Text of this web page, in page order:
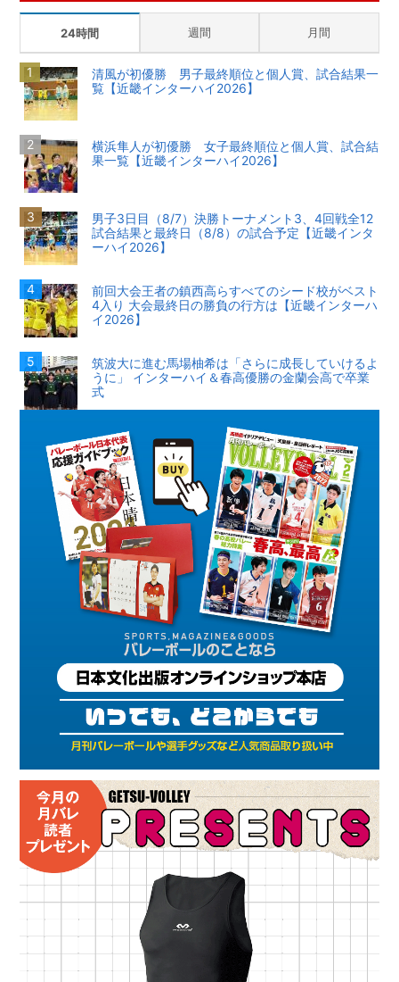
24時間 週間 月間
清風が初優勝 男子最終順位と個人賞、試合結果一
覧【近畿インターハイ2026】
横浜隼人が初優勝 女子最終順位と個人賞、試合結
果一覧【近畿インターハイ2026】
男子3日目（8/7）決勝トーナメント3、4回戦全12
試合結果と最終日（8/8）の試合予定【近畿インタ
ーハイ2026】
前回大会王者の鎮西高らすべてのシード校がベスト
4入り 大会最終日の勝負の行方は【近畿インターハ
イ2026】
筑波大に進む馬場柚希は「さらに成長していけるよ
うに」 インターハイ＆春高優勝の金蘭会高で卒業
式